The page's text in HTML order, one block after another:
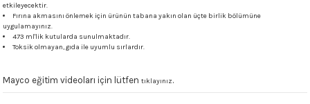
1046 °C Stoneware Şeffaf Sırlar
etkileyecektir.
Fırına akmasını önlemek için ürünün tabana yakın olan üçte birlik bölümüne
uygulamayınız.
473 ml'lik kutularda sunulmaktadır.
Toksik olmayan, gıda ile uyumlu sırlardır.
Mayco eğitim videoları için lütfen tıklayınız.